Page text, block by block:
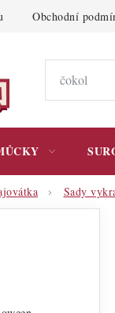
Obchodní
Sady